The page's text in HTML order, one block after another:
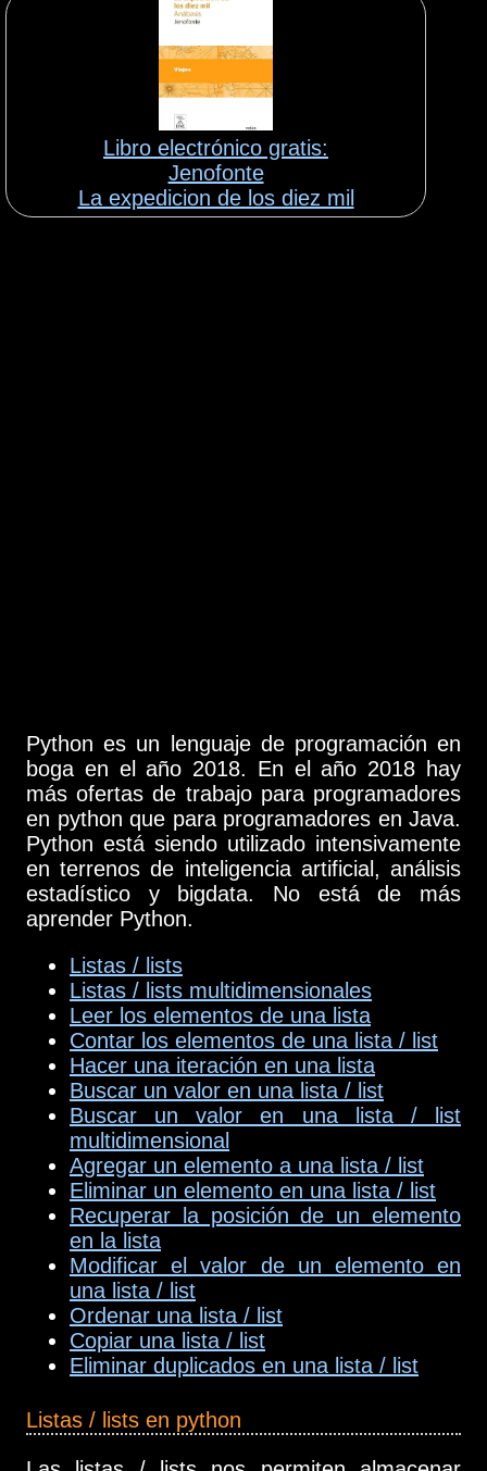
Libro electrónico gratis:
Jenofonte
La expedicion de los diez mil
Python es un lenguaje de programación en
boga en el año 2018. En el año 2018 hay
más ofertas de trabajo para programadores
en python que para programadores en Java.
Python está siendo utilizado intensivamente
en terrenos de inteligencia artificial, análisis
estadístico y bigdata. No está de más
aprender Python.
Listas / lists
Listas / lists multidimensionales
Leer los elementos de una lista
Contar los elementos de una lista / list
Hacer una iteración en una lista
Buscar un valor en una lista / list
Buscar un valor en una lista / list
multidimensional
Agregar un elemento a una lista / list
Eliminar un elemento en una lista / list
Recuperar la posición de un elemento
en la lista
Modificar el valor de un elemento en
una lista / list
Ordenar una lista / list
Copiar una lista / list
Eliminar duplicados en una lista / list
Listas / lists en python